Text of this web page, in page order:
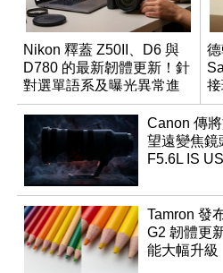
Nikon 釋蓋 Z50II、D6 與
D780 的最新韌體更新！針
對選單語系及曝光異常進
行修復
Canon 傳
望遠變焦鏡
F5.6L IS
Tamron 發
G2 韌體更
能大幅升級